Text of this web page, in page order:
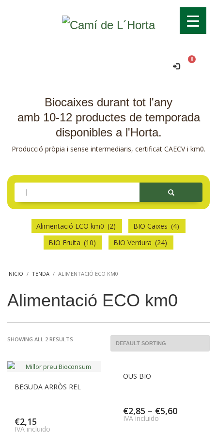
Biocaixes durant tot l'any
amb 10-12 productes de temporada
disponibles a l'Horta.
Producció pròpia i sense intermediaris, certificat CAECV i km0.
Alimentació ECO km0 (2) BIO Caixes (4)
BIO Fruita (10) BIO Verdura (24)
INICIO TENDA ALIMENTACIÓ ECO KM0
Alimentació ECO km0
SHOWING ALL 2 RESULTS
BEGUDA ARRÒS REL
€2,15
IVA incluido
OUS BIO
€2,85 – €5,60
IVA incluido
Comanda mínima per a domicili 15€.
Ok!